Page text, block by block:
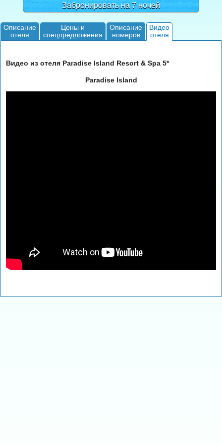
Забронировать на 7 ночей
Описание
отеля
Цены и
спецпредложения
Описание
номеров
Видео
отеля
Видео из отеля Paradise Island Resort & Spa 5*
Paradise Island